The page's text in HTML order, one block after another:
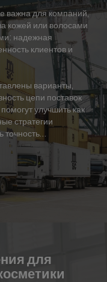
важна для компаний,
кожей или волосами
надежная
клиентов и
варианты,
цепи поставок
улучшить как
стратегии
точность
для